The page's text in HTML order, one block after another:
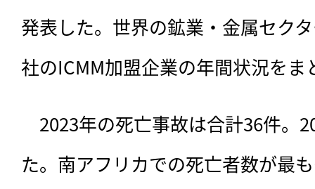
発表した。世界の鉱業・金属セク
社のICMM加盟企業の年間状況をま
2023年の死亡事故は合計36件。
た。南アフリカでの死亡者数が最